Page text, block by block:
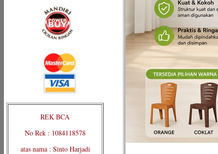
REK BCA
No Rek : 1084118578
atas nama : Sinto Harjadi